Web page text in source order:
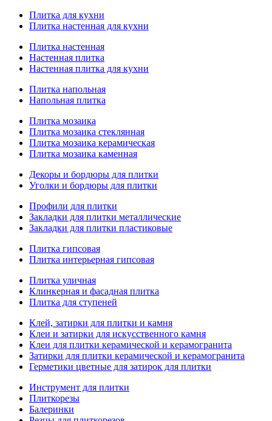
Плитка для кухни
Плитка настенная для кухни
Плитка настенная
Настенная плитка
Настенная плитка для кухни
Плитка напольная
Напольная плитка
Плитка мозаика
Плитка мозаика стеклянная
Плитка мозаика керамическая
Плитка мозаика каменная
Декоры и бордюры для плитки
Уголки и бордюры для плитки
Профили для плитки
Закладки для плитки металлические
Закладки для плитки пластиковые
Плитка гипсовая
Плитка интерьерная гипсовая
Плитка уличная
Клинкерная и фасадная плитка
Плитка для ступеней
Клей, затирки для плитки и камня
Клеи и затирки для искусственного камня
Клеи для плитки керамической и керамогранита
Затирки для плитки керамической и керамогранита
Герметики цветные для затирок для плитки
Инструмент для плитки
Плиткорезы
Балеринки